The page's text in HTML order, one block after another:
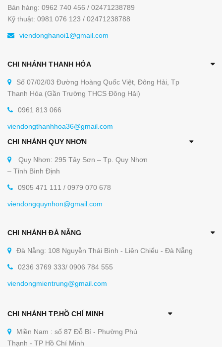
Bán hàng: 0962 740 456 / 02471238789
Kỹ thuật: 0981 076 123 / 02471238788
viendonghanoi1@gmail.com
CHI NHÁNH THANH HÓA
Số 07/02/03 Đường Hoàng Quốc Việt, Đông Hải, Tp
Thanh Hóa (Gần Trường THCS Đông Hải)
0961 813 066
viendongthanhhoa36@gmail.com
CHI NHÁNH QUY NHƠN
Quy Nhơn: 295 Tây Sơn – Tp. Quy Nhơn
– Tỉnh Bình Định
0905 471 111 / 0979 070 678
viendongquynhon@gmail.com
CHI NHÁNH ĐÀ NẴNG
Đà Nẵng: 108 Nguyễn Thái Bình - Liên Chiểu - Đà Nẵng
0236 3769 333/ 0906 784 555
viendongmientrung@gmail.com
CHI NHÁNH TP.HỒ CHÍ MINH
Miền Nam : số 87 Đỗ Bí - Phường Phú
Thạnh - TP Hồ Chí Minh